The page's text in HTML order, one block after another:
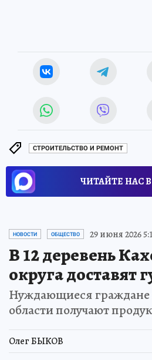
СТРОИТЕЛЬСТВО И РЕМОНТ
ЧИТАЙТЕ НАС
НОВОСТИ ОБЩЕСТВО 29 июня 2026
В 12 деревень
округа доставят
Нуждающиеся граждане
области получают
Олег БЫКОВ